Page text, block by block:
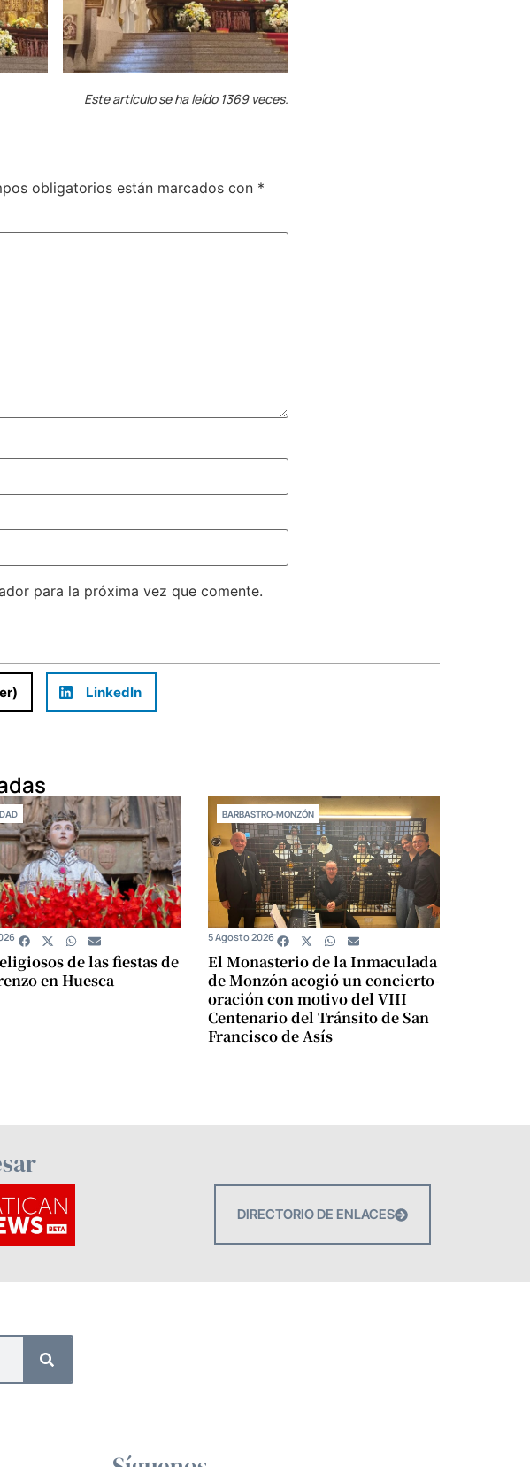
Este artículo se ha leído 1369 veces.
obligatorios están marcados con *
para la próxima vez que comente.
LinkedIn
de las fiestas de
en Huesca
BARBASTRO-MONZÓN
El Monasterio de la Inmaculada
de Monzón acogió un concierto-
oración con motivo del VIII
Centenario del Tránsito de San
Francisco de Asís
5 Agosto 2026
DIRECTORIO DE ENLACES